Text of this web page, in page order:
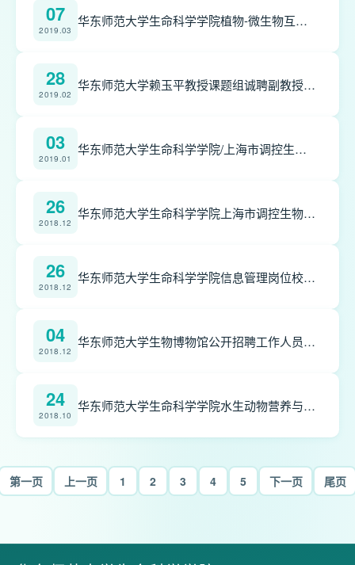
07
2019.03
华东师范大学生命科学学院植物-微生物互作课题组招聘博士后、助理研究员、副研究员
28
2019.02
华东师范大学赖玉平教授课题组诚聘副教授/副研究员、助理研究员和博士后
03
2019.01
华东师范大学生命科学学院/上海市调控生物学重点实验室招聘信息
26
2018.12
华东师范大学生命科学学院上海市调控生物学重点实验室招聘启事
26
2018.12
华东师范大学生命科学学院信息管理岗位校内外招聘启事
04
2018.12
华东师范大学生物博物馆公开招聘工作人员启事
24
2018.10
华东师范大学生命科学学院水生动物营养与环境健康实验室(LANEH)招聘博士后
第一页 上一页 1 2 3 4 5 下一页 尾页